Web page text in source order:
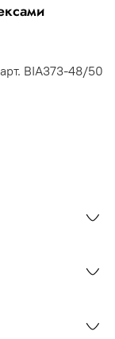
арт. BIA373-48/50